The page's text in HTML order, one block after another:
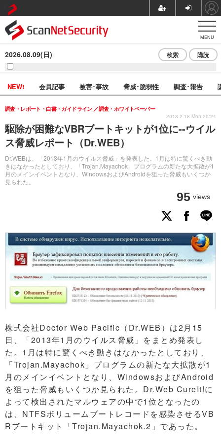
MENU
2026.08.09(日) 検索 購読
NEW! 会員記事 被害･事故 脅威･脆弱性 調査･報告
駆除が困難なVBRブートキットが1位に--ウイル
ス脅威レポート（Dr.WEB）
Dr.WEBは、「2013年1月のウイルス脅威」を発表した。1月は特に驚くべき動
きはなかったとしており、「Trojan.Mayachok」プログラムの新たな大拡散が1
月のメインイベントとなり、WindowsおよびAndroidを狙った脅威もいくつか
見られた。
調査・レポート・白書・ガイドライン 調査・ホワイトペーパー
95 views
2013.2.18 Mon 20:24
株式会社Doctor Web Pacific（Dr.WEB）は2月15
日、「2013年1月のウイルス脅威」をまとめ発表し
た。1月は特に驚くべき動きはなかったとしており、
「Trojan.Mayachok」プログラムの新たな大拡散が1
月のメインイベントとなり、WindowsおよびAndroid
を狙った脅威もいくつか見られた。Dr.Web CureIt!に
よって検出されたマルウェアの中で1位となったの
は、NTFSボリュームブートレコードを感染させるVB
Rブートキット「Trojan.Mayachok.2」であった。